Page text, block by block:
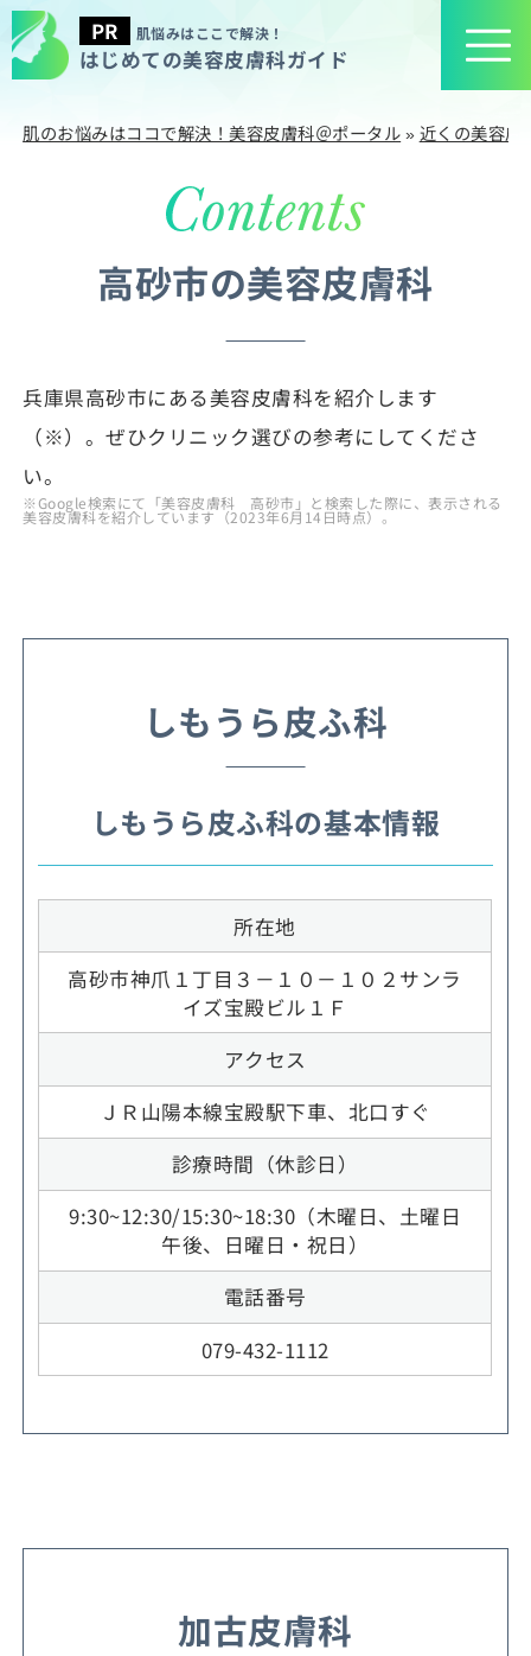
肌悩みはここで解決！
はじめての美容皮膚科ガイド
肌のお悩みはココで解決！美容皮膚科＠ポータル»近くの美容皮
高砂市の美容皮膚科
兵庫県高砂市にある美容皮膚科を紹介します
（※）。ぜひクリニック選びの参考にしてくださ
い。
※Google検索にて「美容皮膚科 高砂市」と検索した際に、表示される
美容皮膚科を紹介しています（2023年6月14日時点）。
しもうら皮ふ科
しもうら皮ふ科の基本情報
所在地
高砂市神爪１丁目３－１０－１０２サンラ
イズ宝殿ビル１Ｆ
アクセス
ＪＲ山陽本線宝殿駅下車、北口すぐ
診療時間（休診日）
9:30~12:30/15:30~18:30（木曜日、土曜日
午後、日曜日・祝日）
電話番号
079-432-1112
加古皮膚科